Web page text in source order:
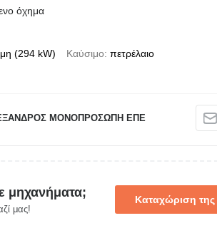
όχημα
(294 kW) Καύσιμο πετρέλαιο
ΜΟΝΟΠΡΟΣΩΠΗ ΕΠΕ
μηχανήματα;
μας!
Καταχώριση της